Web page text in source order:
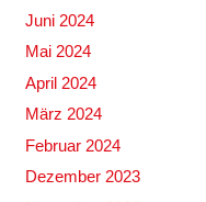
Juni 2024
Mai 2024
April 2024
März 2024
Februar 2024
Dezember 2023